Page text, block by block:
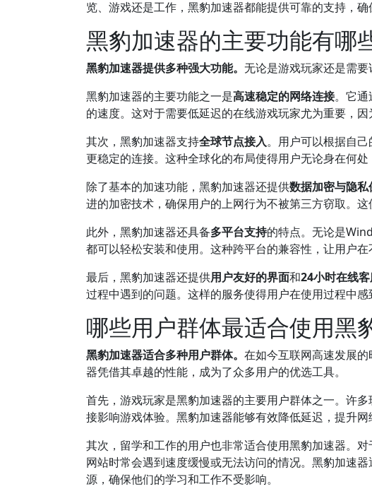
览、游戏还是工作，黑豹加速器都能提供可靠的支持，确
黑豹加速器的主要功能有哪
黑豹加速器提供多种强大功能。 无论是游戏玩家还是需要
黑豹加速器的主要功能之一是高速稳定的网络连接。它通
的速度。这对于需要低延迟的在线游戏玩家尤为重要，因
其次，黑豹加速器支持全球节点接入。用户可以根据自
更稳定的连接。这种全球化的布局使得用户无论身在何处
除了基本的加速功能，黑豹加速器还提供数据加密与隐私
进的加密技术，确保用户的上网行为不被第三方窃取。
此外，黑豹加速器还具备多平台支持的特点。无论是
都可以轻松安装和使用。这种跨平台的兼容性，让用户在
最后，黑豹加速器还提供用户友好的界面和24小时在线
过程中遇到的问题。这样的服务使得用户在使用过程中感
哪些用户群体最适合使用黑
黑豹加速器适合多种用户群体。 在如今互联网高速发展
器凭借其卓越的性能，成为了众多用户的优选工具。
首先，游戏玩家是黑豹加速器的主要用户群体之一。许
接影响游戏体验。黑豹加速器能够有效降低延迟，提升
其次，留学和工作的用户也非常适合使用黑豹加速器。
网站时常会遇到速度缓慢或无法访问的情况。黑豹加速
源，确保他们的学习和工作不受影响。